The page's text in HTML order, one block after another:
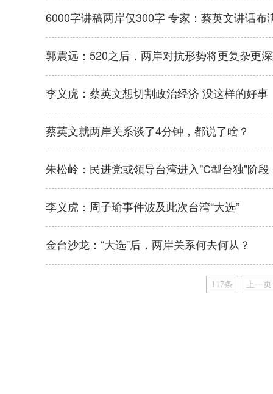
6000字讲稿两岸仅300字 专家：蔡英文讲话布
郭震远：520之后，两岸对抗形势将更复杂更
李义虎：蔡英文想切割政治经济 没这样的好事
蔡英文就两岸关系谈了4分钟，都说了啥？
朱松岭：民进党或领导台湾进入"C型台独"阶段
李义虎：周子瑜事件波及此次台湾“大选”
金台沙龙：“大选”后，两岸关系何去何从？
117条 上一页